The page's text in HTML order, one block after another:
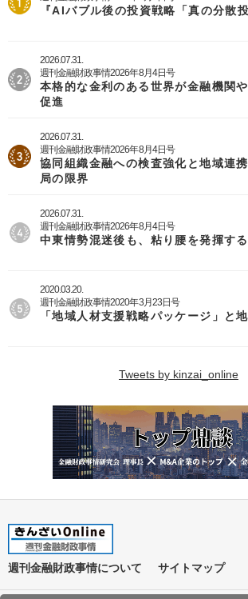
『AIバブル後の投資戦略「真の分散
2026.07.31.
週刊金融財政事情2026年8月4日号
本格的な金利のある世界が金融機関
促進
2026.07.31.
週刊金融財政事情2026年8月4日号
協同組織金融への検査強化と地域連
局の限界
2026.07.31.
週刊金融財政事情2026年8月4日号
中東情勢混迷後も、粘り腰を発揮す
2020.03.20.
週刊金融財政事情2020年3月23日号
「地域人材支援戦略パッケージ」と
Tweets by kinzai_online
週刊金融財政事情について サイトマップ